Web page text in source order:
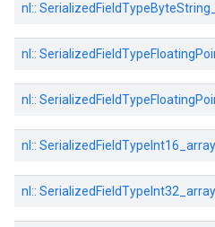
nl::
nl::
nl::
nl:: SerializedFieldTypeInt16_array
nl:: SerializedFieldTypeInt32_array